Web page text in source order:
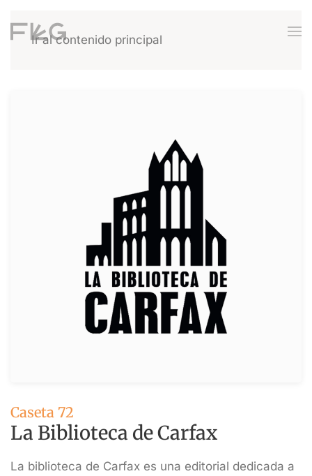
Ir al contenido principal
Caseta 72
La Biblioteca de Carfax
La biblioteca de Carfax es una editorial dedicada a